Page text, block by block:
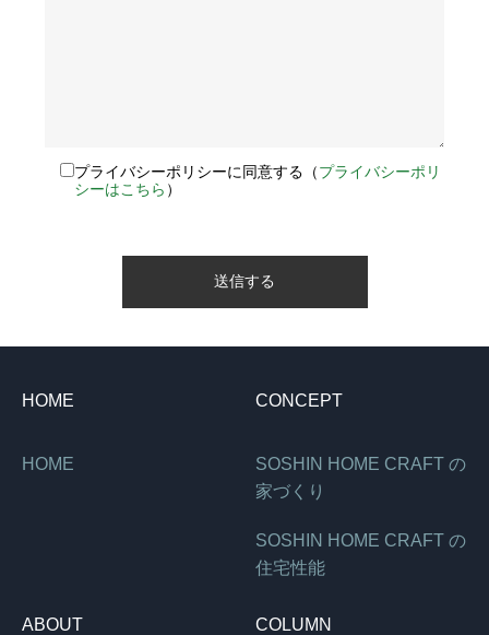
プライバシーポリシーに同意する（プライバシーポリ
シーはこちら ）
HOME
HOME
CONCEPT
SOSHIN HOME CRAFT の
家づくり
SOSHIN HOME CRAFT の
住宅性能
ABOUT COLUMN